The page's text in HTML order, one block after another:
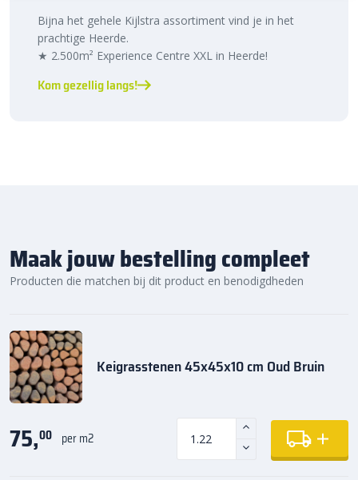
Bijna het gehele Kijlstra assortiment vind je in het
prachtige Heerde.
★ 2.500m² Experience Centre XXL in Heerde!
Kom gezellig langs!
Maak jouw bestelling compleet
Producten die matchen bij dit product en benodigdheden
Keigrasstenen 45x45x10 cm Oud Bruin
75,00 per m2